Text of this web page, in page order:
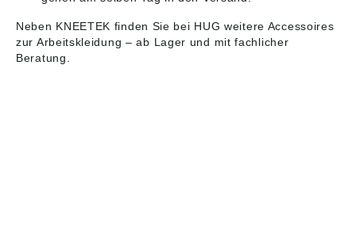
Neben KNEETEK finden Sie bei HUG weitere Accessoires
zur Arbeitskleidung – ab Lager und mit fachlicher
Beratung.